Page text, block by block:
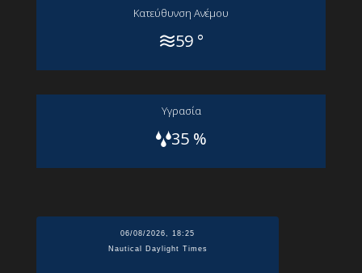
Kατεύθυνση Aνέμου
59 °
Yγρασία
35 %
06/08/2026, 18:25
Nautical Daylight Times